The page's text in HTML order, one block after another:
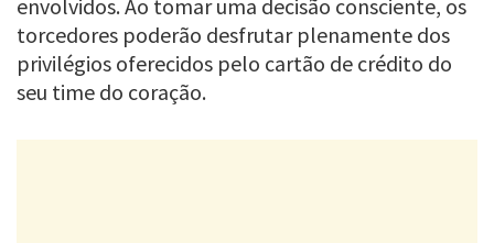
envolvidos. Ao tomar uma decisão consciente, os
torcedores poderão desfrutar plenamente dos
privilégios oferecidos pelo cartão de crédito do
seu time do coração.